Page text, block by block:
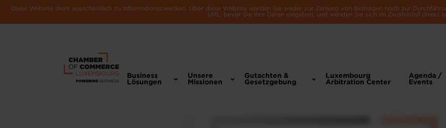
Diese Website dient ausschließlich zu Informationszwecken. Über diese Website werden Sie weder zur Zahlung von Beiträgen noch zur
URL, bevor Sie Ihre Daten eingeben, und wenden Sie sich im Zweifelsfall direkt
Business
Lösungen
Unsere
Missionen
Gutachten &
Gesetzgebung
Luxembourg
Arbitration Center
Agenda /
Events